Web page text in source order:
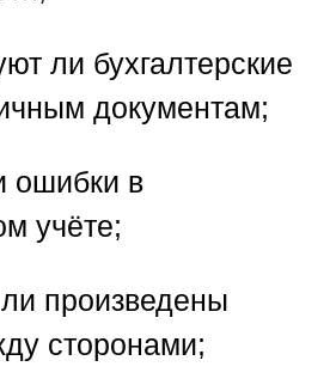
ли бухгалтерские
документам;
ошибки в
учёте;
произведены
сторонами;